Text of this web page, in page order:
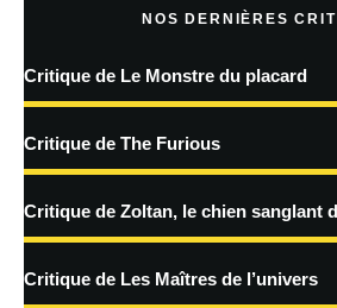
traitées
NOS DERNIÈRES
Critique de Le Monstre du placard
Critique de The Furious
Critique de Zoltan, le chien sanglant
Critique de Les Maîtres de l’univers